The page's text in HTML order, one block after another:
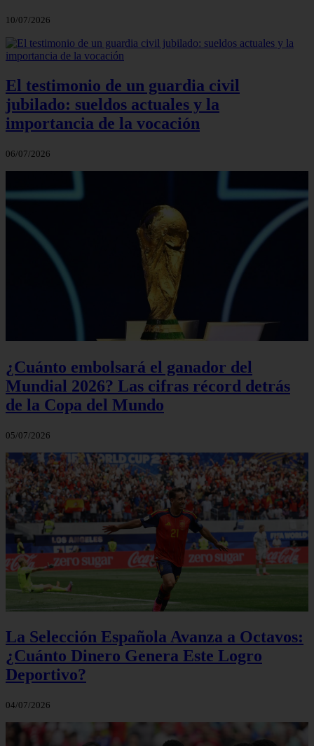
10/07/2026
El testimonio de un guardia civil
jubilado: sueldos actuales y la
importancia de la vocación
06/07/2026
¿Cuánto embolsará el ganador del
Mundial 2026? Las cifras récord detrás
de la Copa del Mundo
05/07/2026
La Selección Española Avanza a Octavos:
¿Cuánto Dinero Genera Este Logro
Deportivo?
04/07/2026